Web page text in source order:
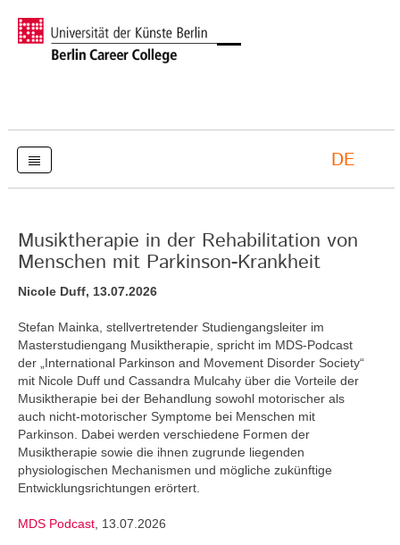
DE
Musiktherapie in der Rehabilitation von
Menschen mit Parkinson-Krankheit
Nicole Duff, 13.07.2026
Stefan Mainka, stellvertretender Studiengangsleiter im
Masterstudiengang Musiktherapie, spricht im MDS-Podcast
der „International Parkinson and Movement Disorder Society“
mit Nicole Duff und Cassandra Mulcahy über die Vorteile der
Musiktherapie bei der Behandlung sowohl motorischer als
auch nicht-motorischer Symptome bei Menschen mit
Parkinson. Dabei werden verschiedene Formen der
Musiktherapie sowie die ihnen zugrunde liegenden
physiologischen Mechanismen und mögliche zukünftige
Entwicklungsrichtungen erörtert.
MDS Podcast , 13.07.2026